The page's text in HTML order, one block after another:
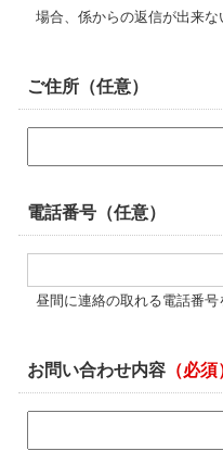
場合、係からの返信が出来な
ご住所（任意）
電話番号（任意）
昼間に連絡の取れる電話番号
お問い合わせ内容（必須